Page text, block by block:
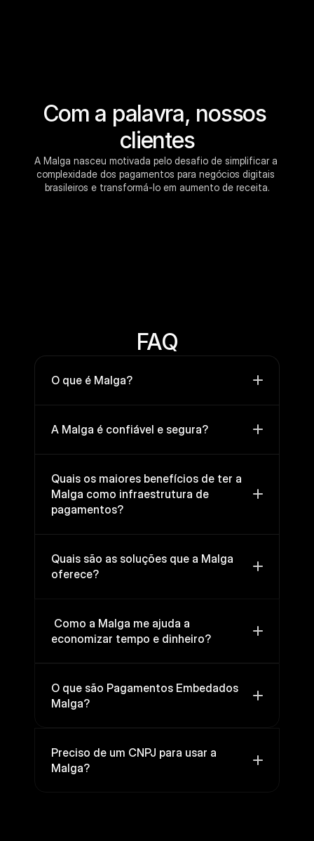
Com a palavra, nossos
clientes
A Malga nasceu motivada pelo desafio de simplificar a
complexidade dos pagamentos para negócios digitais
brasileiros e transformá-lo em aumento de receita.
FAQ
O que é Malga?
A Malga é confiável e segura?
Quais os maiores benefícios de ter a
Malga como infraestrutura de
pagamentos?
Quais são as soluções que a Malga
oferece?
economizar tempo e dinheiro?
O que são Pagamentos Embedados
Malga?
Preciso de um CNPJ para usar a
Malga?